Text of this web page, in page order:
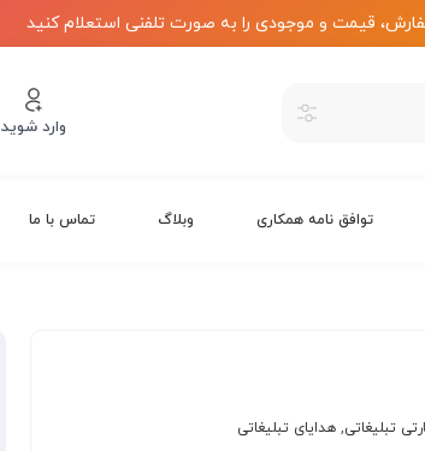
قیمت و موجودی را به صورت تلفنی استعلام کنید
وارد شوید
توافق نامه همکاری وبلاگ تماس با ما
تبلیغاتی, هدایای تبلیغاتی